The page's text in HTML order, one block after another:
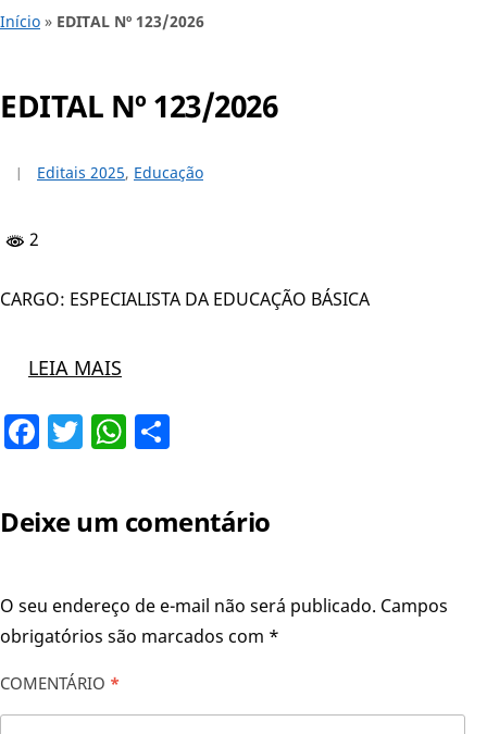
Início » EDITAL Nº 123/2026
EDITAL Nº 123/2026
Editais 2025, Educação
2
CARGO: ESPECIALISTA DA EDUCAÇÃO BÁSICA
LEIA MAIS
Facebook
TwitterWhatsApp
Deixe um comentário
O seu endereço de e-mail não será publicado. Campos
obrigatórios são marcados com *
COMENTÁRIO *